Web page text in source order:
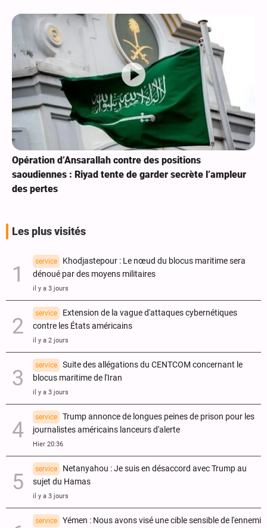
Opération d’Ansarallah contre des positions
saoudiennes : Riyad tente de garder secrète l’ampleur
des pertes
Les plus visités
service
Khodjastepour : Le nœud du blocus maritime sera
dénoué par des moyens militaires
il y a 3 jours
service
Extension de la vague d'attaques cybernétiques
contre les États américains
il y a 2 jours
service
Suite des allégations du CENTCOM concernant le
blocus maritime de l'Iran
il y a 3 jours
service
Trump annonce de longues peines de prison pour les
journalistes américains lanceurs d'alerte
Hier 20:36
service
Netanyahou : Je suis en désaccord avec Trump au
sujet du Hamas
il y a 3 jours
service
Yémen : Nous avons visé une cible sensible de l'ennemi